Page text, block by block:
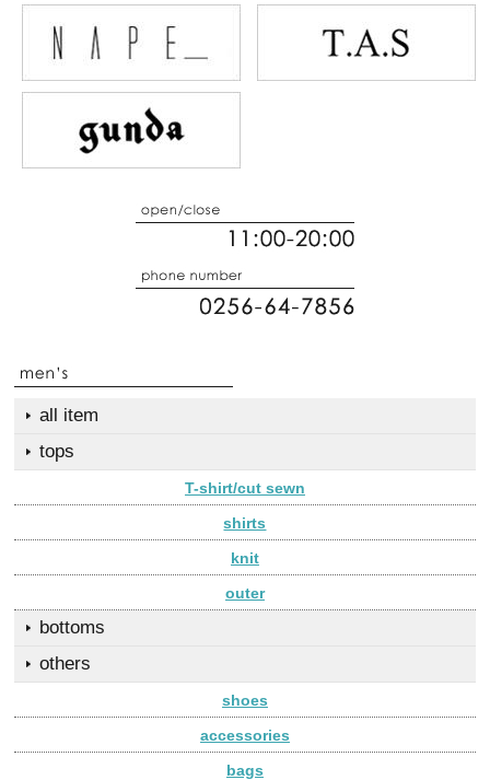
all item
tops
T-shirt/cut sewn
shirts
knit
outer
bottoms
others
shoes
accessories
bags